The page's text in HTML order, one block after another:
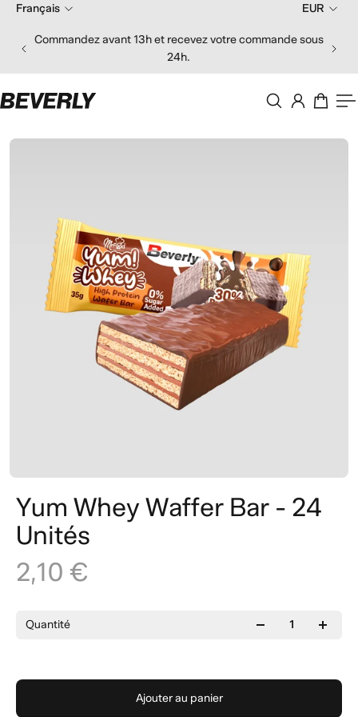
Commandez avant 13h et recevez votre commande sous
24h.
Français EUR
Yum Whey Waffer Bar - 24
Unités
2,10 €
Quantité
Ajouter au panier